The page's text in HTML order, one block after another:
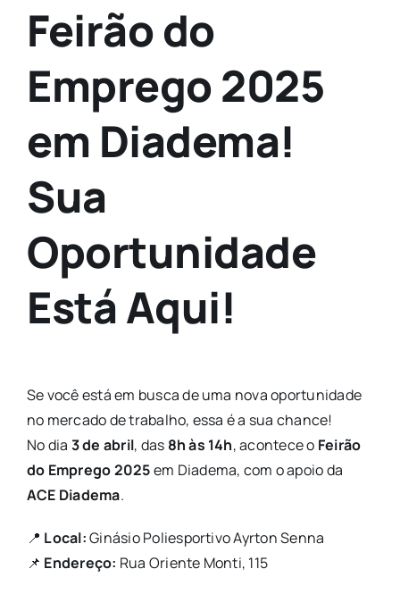
Feirão do
Emprego 2025
em Diadema!
Sua
Oportunidade
Está Aqui!
Se você está em busca de uma nova oportunidade
no mercado de trabalho, essa é a sua chance!
No dia 3 de abril, das 8h às 14h, acontece o Feirão
do Emprego 2025em Diadema, com o apoio da
ACE Diadema.
📍 Local:Ginásio Poliesportivo Ayrton Senna
📌 Endereço: Rua Oriente Monti, 115